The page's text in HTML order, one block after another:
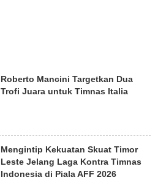
Roberto Mancini Targetkan Dua
Trofi Juara untuk Timnas Italia
Mengintip Kekuatan Skuat Timor
Leste Jelang Laga Kontra Timnas
Indonesia di Piala AFF 2026